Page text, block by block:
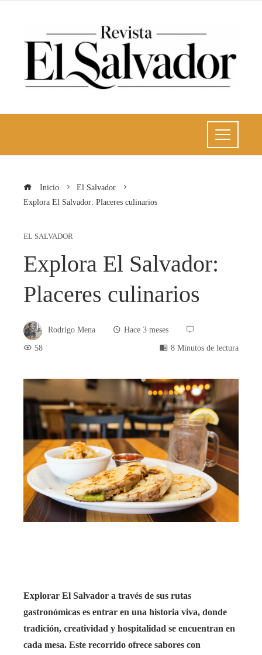
Inicio
El Salvador
Explora El Salvador: Placeres culinarios
EL SALVADOR
Explora El Salvador:
Placeres culinarios
Rodrigo Mena
Hace 3 meses
58
8 Minutos de lectura
Explorar El Salvador a través de sus rutas
gastronómicas es entrar en una historia viva, donde
tradición, creatividad y hospitalidad se encuentran en
cada mesa. Este recorrido ofrece sabores con